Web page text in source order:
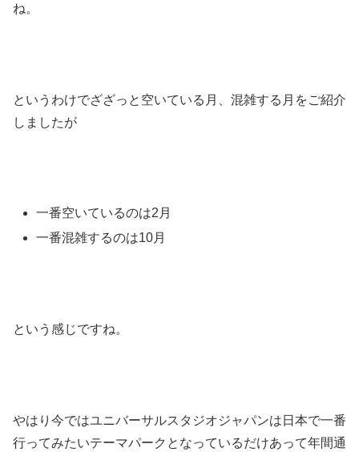
ね。
というわけでざざっと空いている月、混雑する月をご紹介
しましたが
一番空いているのは2月
一番混雑するのは10月
という感じですね。
やはり今ではユニバーサルスタジオジャパンは日本で一番
行ってみたいテーマパークとなっているだけあって年間通